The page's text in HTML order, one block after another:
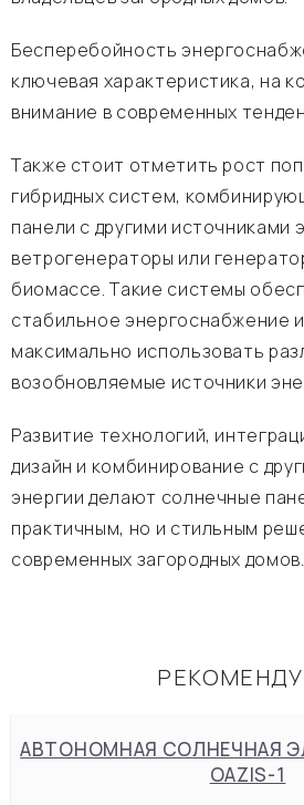
Бесперебойность
ключевая характеристика, на
внимание в современных
Также стоит отметить рост
гибридных систем,
панели с другими источниками
ветрогенераторы или
биомассе. Такие системы
стабильное энергоснабжение
максимально использовать
возобновляемые источники
Развитие технологий,
дизайн и комбинирование с
энергии делают солнечные
практичным, но и стильным
современных загородных домов.
АВТОНОМНАЯ СОЛНЕЧНАЯ
OAZIS-1